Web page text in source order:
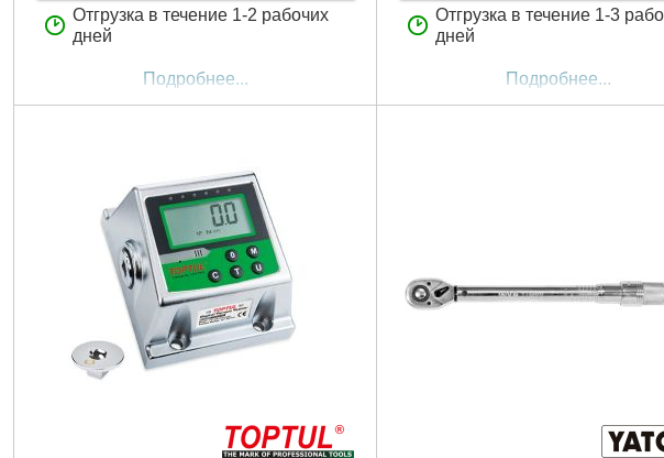
Отгрузка в течение 1-2 рабочих
дней
Подробнее...
Отгрузка в течение 1-3
дней
Подробнее...